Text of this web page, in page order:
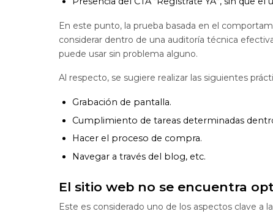
En este punto, la prueba basada en el
considerar dentro de una auditoría técnica
puede usar sin problema alguno.
Al respecto, se sugiere realizar las siguientes
Grabación de pantalla.
Cumplimiento de tareas determinadas
Hacer el proceso de compra.
Navegar a través del blog, etc.
El sitio web no se encuentra
Este es considerado uno de los aspectos clave a